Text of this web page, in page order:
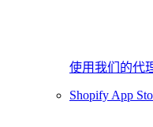
使用我们的代
Shopify App